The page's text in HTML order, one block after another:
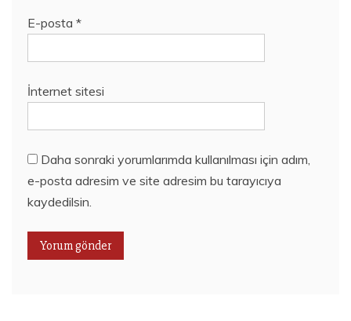
E-posta *
İnternet sitesi
Daha sonraki yorumlarımda kullanılması için adım,
e-posta adresim ve site adresim bu tarayıcıya
kaydedilsin.